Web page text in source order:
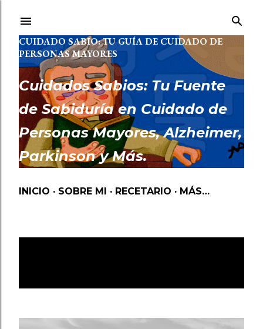
CUIDADO SABIO: TU GUÍA DE CUIDADO DE
PERSONAS MAYORES
Cuidados Sabios: Tu Fuente
de Sabiduría en Cuidado de
Personas Mayores, Alzheimer,
Parkinson y Más.
INICIO SOBRE MI RECETARIO MÁS…
n